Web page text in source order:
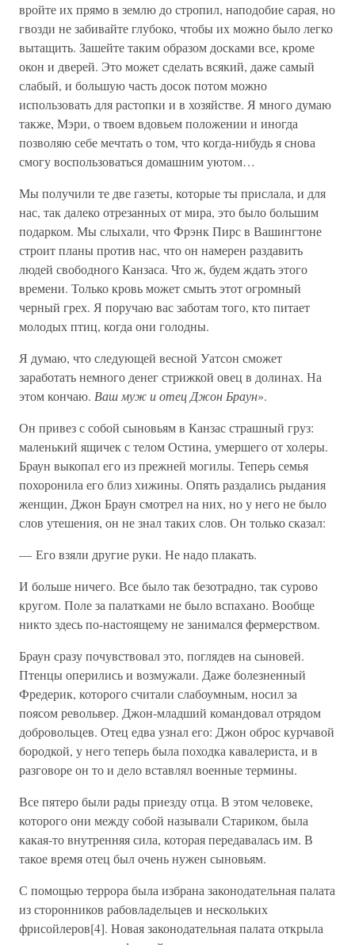
вройте их прямо в землю до стропил, наподобие сарая, но
гвозди не забивайте глубоко, чтобы их можно было легко
вытащить. Зашейте таким образом досками все, кроме
окон и дверей. Это может сделать всякий, даже самый
слабый, и большую часть досок потом можно
использовать для растопки и в хозяйстве. Я много думаю
также, Мэри, о твоем вдовьем положении и иногда
позволяю себе мечтать о том, что когда-нибудь я снова
смогу воспользоваться домашним уютом…
Мы получили те две газеты, которые ты прислала, и для
нас, так далеко отрезанных от мира, это было большим
подарком. Мы слыхали, что Фрэнк Пирс в Вашингтоне
строит планы против нас, что он намерен раздавить
людей свободного Канзаса. Что ж, будем ждать этого
времени. Только кровь может смыть этот огромный
черный грех. Я поручаю вас заботам того, кто питает
молодых птиц, когда они голодны.
Я думаю, что следующей весной Уатсон сможет
заработать немного денег стрижкой овец в долинах. На
этом кончаю. Ваш муж и отец Джон Браун».
Он привез с собой сыновьям в Канзас страшный груз:
маленький ящичек с телом Остина, умершего от холеры.
Браун выкопал его из прежней могилы. Теперь семья
похоронила его близ хижины. Опять раздались рыдания
женщин, Джон Браун смотрел на них, но у него не было
слов утешения, он не знал таких слов. Он только сказал:
— Его взяли другие руки. Не надо плакать.
И больше ничего. Все было так безотрадно, так сурово
кругом. Поле за палатками не было вспахано. Вообще
никто здесь по-настоящему не занимался фермерством.
Браун сразу почувствовал это, поглядев на сыновей.
Птенцы оперились и возмужали. Даже болезненный
Фредерик, которого считали слабоумным, носил за
поясом револьвер. Джон-младший командовал отрядом
добровольцев. Отец едва узнал его: Джон оброс курчавой
бородкой, у него теперь была походка кавалериста, и в
разговоре он то и дело вставлял военные термины.
Все пятеро были рады приезду отца. В этом человеке,
которого они между собой называли Стариком, была
какая-то внутренняя сила, которая передавалась им. В
такое время отец был очень нужен сыновьям.
С помощью террора была избрана законодательная палата
из сторонников рабовладельцев и нескольких
фрисойлеров[4]. Новая законодательная палата открыла